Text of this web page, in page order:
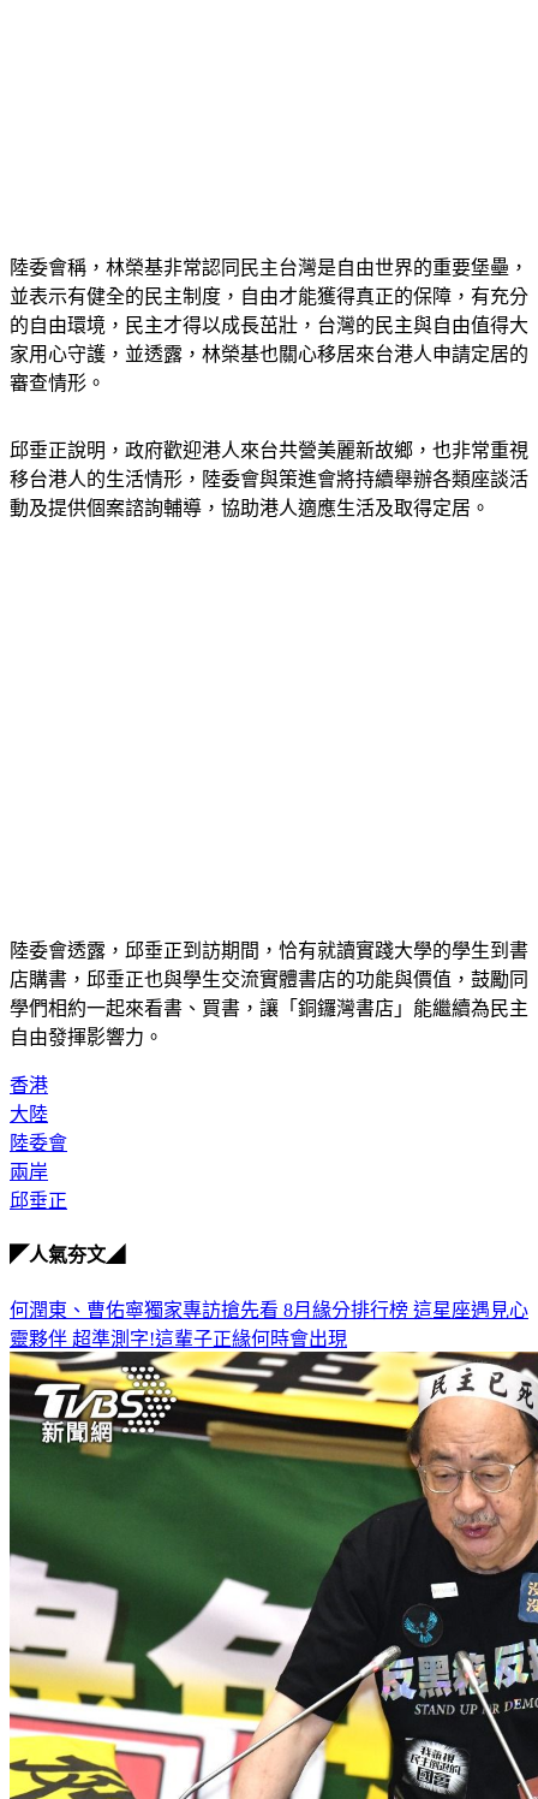
陸委會稱，林榮基非常認同民主台灣是自由世界的重要堡壘，
並表示有健全的民主制度，自由才能獲得真正的保障，有充分
的自由環境，民主才得以成長茁壯，台灣的民主與自由值得大
家用心守護，並透露，林榮基也關心移居來台港人申請定居的
審查情形。
邱垂正說明，政府歡迎港人來台共營美麗新故鄉，也非常重視
移台港人的生活情形，陸委會與策進會將持續舉辦各類座談活
動及提供個案諮詢輔導，協助港人適應生活及取得定居。
陸委會透露，邱垂正到訪期間，恰有就讀實踐大學的學生到書
店購書，邱垂正也與學生交流實體書店的功能與價值，鼓勵同
學們相約一起來看書、買書，讓「銅鑼灣書店」能繼續為民主
自由發揮影響力。
香港
大陸
陸委會
兩岸
邱垂正
◤人氣夯文◢
何潤東、曹佑寧獨家專訪搶先看 8月緣分排行榜 這星座遇見心
靈夥伴 超準測字!這輩子正緣何時會出現